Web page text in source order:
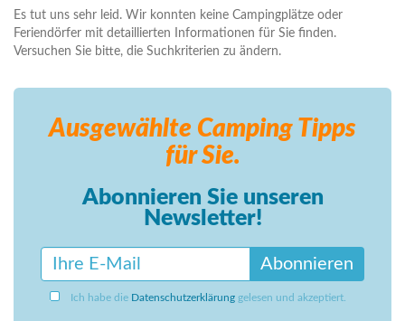
Es tut uns sehr leid. Wir konnten keine Campingplätze oder
Feriendörfer mit detaillierten Informationen für Sie finden.
Versuchen Sie bitte, die Suchkriterien zu ändern.
Ausgewählte Camping Tipps
für Sie.
Abonnieren Sie unseren
Newsletter!
Abonnieren
Ich habe die Datenschutzerklärung gelesen und akzeptiert.